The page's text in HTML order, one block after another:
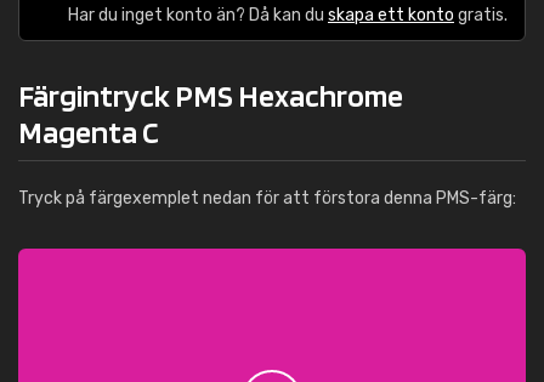
Har du inget konto än? Då kan du skapa ett konto gratis.
Färgintryck PMS Hexachrome
Magenta C
Tryck på färgexemplet nedan för att förstora denna PMS-färg: